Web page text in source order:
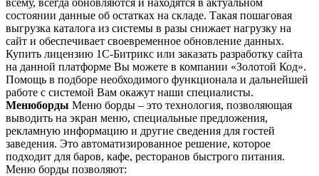
состоянии данные об остатках на складе. Такая пошаговая
выгрузка каталога из системы в разы снижает нагрузку на
сайт и обеспечивает своевременное обновление данных.
Купить лицензию 1С-Битрикс или заказать разработку сайта
на данной платформе Вы можете в компании «Золотой Код».
Помощь в подборе необходимого функционала и дальнейшей
работе с системой Вам окажут наши специалисты.
Менюборды Меню борды – это технология, позволяющая
выводить на экран меню, специальные предложения,
рекламную информацию и другие сведения для гостей
заведения. Это автоматизированное решение, которое
подходит для баров, кафе, ресторанов быстрого питания.
Меню борды позволяют: